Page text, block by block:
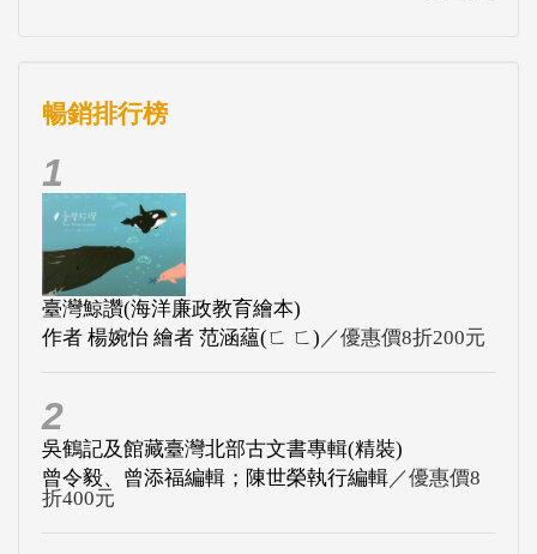
暢銷排行榜
1
臺灣鯨讚(海洋廉政教育繪本)
作者 楊婉怡 繪者 范涵蘊(ㄈ ㄈ) ／優惠價8折200元
2
吳鶴記及館藏臺灣北部古文書專輯(精裝)
曾令毅、曾添福編輯；陳世榮執行編輯／優惠價8
折400元